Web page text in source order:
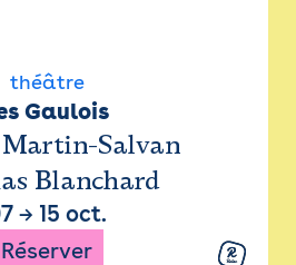
théâtre
Gaulois
Salvan
Blanchard
→ 15 oct.
Réserver